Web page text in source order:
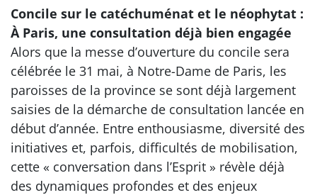
Concile sur le catéchuménat et le néophytat :
À Paris, une consultation déjà bien engagée
Alors que la messe d’ouverture du concile sera
célébrée le 31 mai, à Notre-Dame de Paris, les
paroisses de la province se sont déjà largement
saisies de la démarche de consultation lancée en
début d’année. Entre enthousiasme, diversité des
initiatives et, parfois, difficultés de mobilisation,
cette « conversation dans l’Esprit » révèle déjà
des dynamiques profondes et des enjeux